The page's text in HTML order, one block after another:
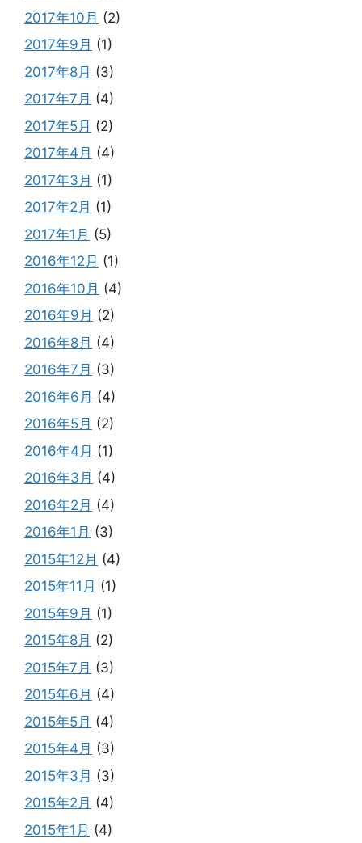
2017年10月 (2)
2017年9月 (1)
2017年8月 (3)
2017年7月 (4)
2017年5月 (2)
2017年4月 (4)
2017年3月 (1)
2017年2月 (1)
2017年1月 (5)
2016年12月 (1)
2016年10月 (4)
2016年9月 (2)
2016年8月 (4)
2016年7月 (3)
2016年6月 (4)
2016年5月 (2)
2016年4月 (1)
2016年3月 (4)
2016年2月 (4)
2016年1月 (3)
2015年12月 (4)
2015年11月 (1)
2015年9月 (1)
2015年8月 (2)
2015年7月 (3)
2015年6月 (4)
2015年5月 (4)
2015年4月 (3)
2015年3月 (3)
2015年2月 (4)
2015年1月 (4)